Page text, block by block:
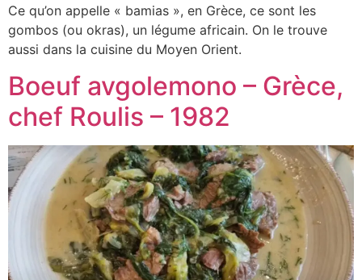
Ce qu’on appelle « bamias », en Grèce, ce sont les
gombos (ou okras), un légume africain. On le trouve
aussi dans la cuisine du Moyen Orient.
Boeuf avgolemono – Grèce,
chef Roulis – 1982